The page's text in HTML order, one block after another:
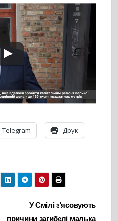
Telegram Друк
У Смілі з’ясовують
причини загибелі малька